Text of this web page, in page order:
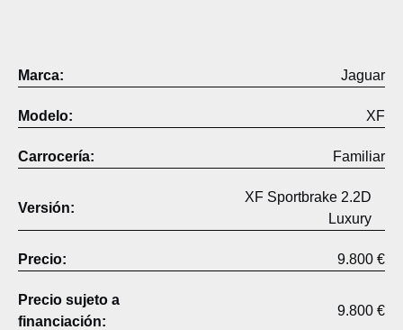
Marca: Jaguar
Modelo: XF
Carrocería: Familiar
Versión:
XF Sportbrake 2.2D
Luxury
Precio: 9.800 €
Precio sujeto a
financiación:
9.800 €